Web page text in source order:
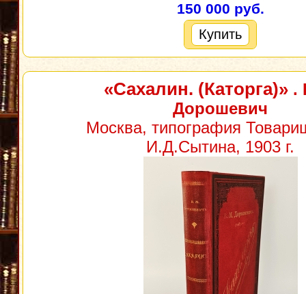
150 000 руб.
Купить
«Сахалин. (Каторга)».
Дорошевич
Москва, типография
И.Д.Сытина, 1903 г.